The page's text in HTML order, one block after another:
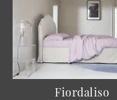
Fiordaliso